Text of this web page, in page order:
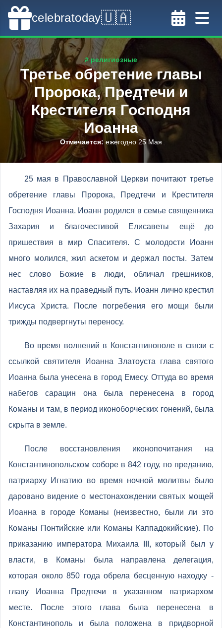
celebratoday🇺🇦
# религиозные
Третье обретение главы
Пророка, Предтечи и
Крестителя Господня
Иоанна
Отмечается: ежегодно 25 Мая
25 мая в Православной Церкви почитают третье
обретение главы Пророка, Предтечи и Крестителя
Господня Иоанна. Иоанн родился в семье священника
Захария и благочестивой Елисаветы ещё до
пришествия в мир Спасителя. С молодости Иоанн
много молился, жил аскетом и держал посты. Затем
нес слово Божие в люди, обличал грешников,
наставляя их на праведный путь. Иоанн лично крестил
Иисуса Христа. После погребения его мощи были
трижды подвергнуты переносу.
Во время волнений в Константинополе в связи с
ссылкой святителя Иоанна Златоуста глава святого
Иоанна была унесена в город Емесу. Оттуда во время
набегов сарацин она была перенесена в город
Команы и там, в период иконоборческих гонений, была
скрыта в земле.
После восстановления иконопочитания на
Константинопольском соборе в 842 году, по преданию,
патриарху Игнатию во время ночной молитвы было
даровано видение о местонахождении святых мощей
Иоанна в городе Команы (неизвестно, были ли это
Команы Понтийские или Команы Каппадокийские). По
приказанию императора Михаила III, который был у
власти, в Команы была направлена делегация,
которая около 850 года обрела бесценную находку -
главу Иоанна Предтечи в указанном патриархом
месте. После этого глава была перенесена в
Константинополь и была положена в придворной